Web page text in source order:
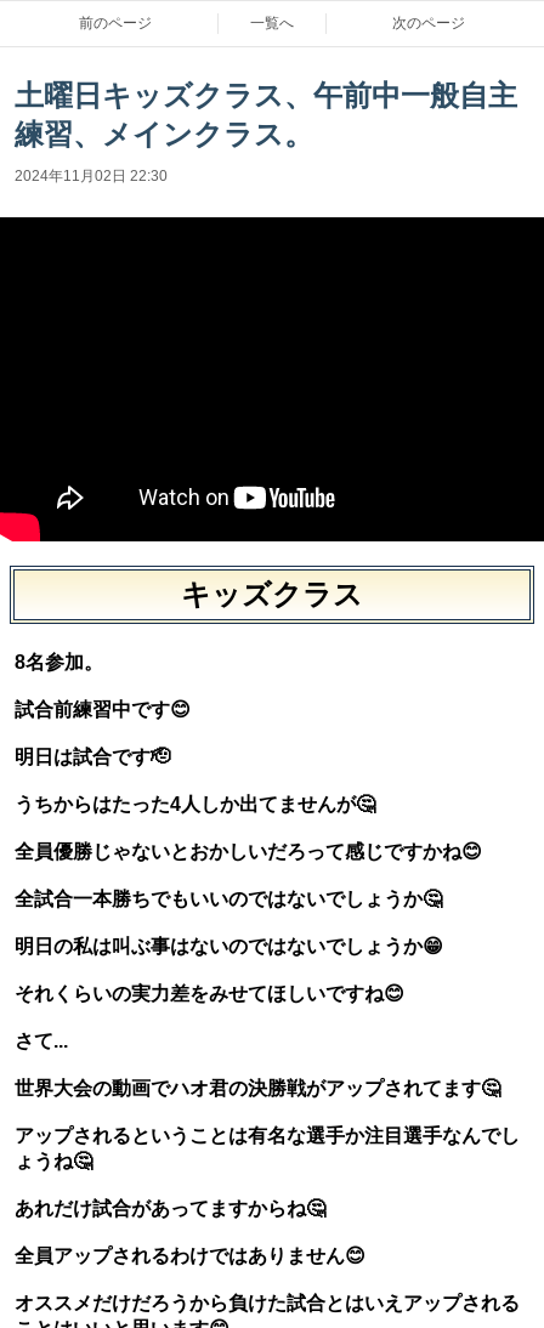
前のページ 一覧へ 次のページ
土曜日キッズクラス、午前中一般自主
練習、メインクラス。
2024年11月02日 22:30
キッズクラス
8名参加。
試合前練習中です😊
明日は試合です🫡
うちからはたった4人しか出てませんが🤔
全員優勝じゃないとおかしいだろって感じですかね😊
全試合一本勝ちでもいいのではないでしょうか🤔
明日の私は叫ぶ事はないのではないでしょうか😁
それくらいの実力差をみせてほしいですね😊
さて...
世界大会の動画でハオ君の決勝戦がアップされてます🤔
アップされるということは有名な選手か注目選手なんでし
ょうね🤔
あれだけ試合があってますからね🤔
全員アップされるわけではありません😊
オススメだけだろうから負けた試合とはいえアップされる